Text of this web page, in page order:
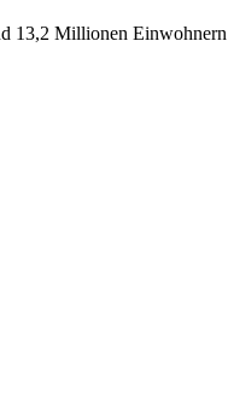
13,2 Millionen